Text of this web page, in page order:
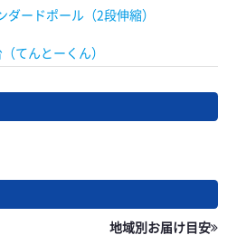
ダードポール（2段伸縮）
てんとーくん）
地域別お届け目安